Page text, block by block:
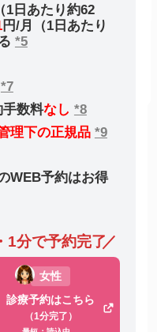
1日あたり約62
円/月（1日あたり
*5
*7
数料なし *8
理下の正規品 *9
WEB予約はお得
1分で予約完了
女性
診療予約はこちら
（1分完了）